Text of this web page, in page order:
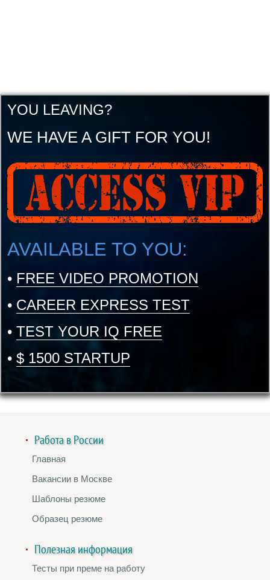
YOU LEAVING?
WE HAVE A GIFT FOR YOU!
AVAILABLE TO YOU:
• FREE VIDEO PROMOTION
• CAREER EXPRESS TEST
• TEST YOUR IQ FREE
• $ 1500 STARTUP
Работа в России
Главная
Вакансии в Москве
Шаблоны резюме
Образец резюме
Полезная информация
Тесты при преме на работу